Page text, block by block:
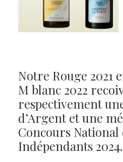
Notre Rouge 2021
M blanc 2022
respectivement
d’Argent et une
Concours
Indépendants 2024.